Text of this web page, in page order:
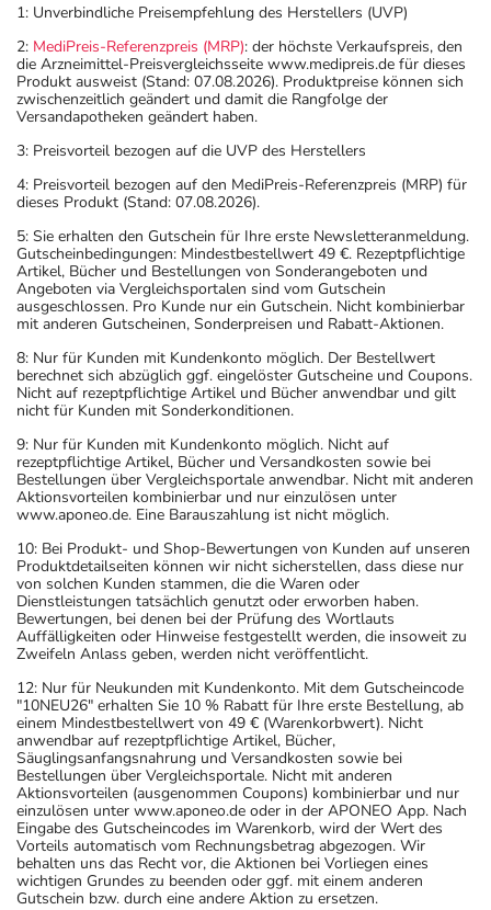
1: Unverbindliche Preisempfehlung des Herstellers (UVP)
2: MediPreis-Referenzpreis (MRP): der höchste Verkaufspreis, den
die Arzneimittel-Preisvergleichsseite www.medipreis.de für dieses
Produkt ausweist (Stand: 07.08.2026). Produktpreise können sich
zwischenzeitlich geändert und damit die Rangfolge der
Versandapotheken geändert haben.
3: Preisvorteil bezogen auf die UVP des Herstellers
4: Preisvorteil bezogen auf den MediPreis-Referenzpreis (MRP) für
dieses Produkt (Stand: 07.08.2026).
5: Sie erhalten den Gutschein für Ihre erste Newsletteranmeldung.
Gutscheinbedingungen: Mindestbestellwert 49 €. Rezeptpflichtige
Artikel, Bücher und Bestellungen von Sonderangeboten und
Angeboten via Vergleichsportalen sind vom Gutschein
ausgeschlossen. Pro Kunde nur ein Gutschein. Nicht kombinierbar
mit anderen Gutscheinen, Sonderpreisen und Rabatt-Aktionen.
8: Nur für Kunden mit Kundenkonto möglich. Der Bestellwert
berechnet sich abzüglich ggf. eingelöster Gutscheine und Coupons.
Nicht auf rezeptpflichtige Artikel und Bücher anwendbar und gilt
nicht für Kunden mit Sonderkonditionen.
9: Nur für Kunden mit Kundenkonto möglich. Nicht auf
rezeptpflichtige Artikel, Bücher und Versandkosten sowie bei
Bestellungen über Vergleichsportale anwendbar. Nicht mit anderen
Aktionsvorteilen kombinierbar und nur einzulösen unter
www.aponeo.de. Eine Barauszahlung ist nicht möglich.
10: Bei Produkt- und Shop-Bewertungen von Kunden auf unseren
Produktdetailseiten können wir nicht sicherstellen, dass diese nur
von solchen Kunden stammen, die die Waren oder
Dienstleistungen tatsächlich genutzt oder erworben haben.
Bewertungen, bei denen bei der Prüfung des Wortlauts
Auffälligkeiten oder Hinweise festgestellt werden, die insoweit zu
Zweifeln Anlass geben, werden nicht veröffentlicht.
12: Nur für Neukunden mit Kundenkonto. Mit dem Gutscheincode
"10NEU26" erhalten Sie 10 % Rabatt für Ihre erste Bestellung, ab
einem Mindestbestellwert von 49 € (Warenkorbwert). Nicht
anwendbar auf rezeptpflichtige Artikel, Bücher,
Säuglingsanfangsnahrung und Versandkosten sowie bei
Bestellungen über Vergleichsportale. Nicht mit anderen
Aktionsvorteilen (ausgenommen Coupons) kombinierbar und nur
einzulösen unter www.aponeo.de oder in der APONEO App. Nach
Eingabe des Gutscheincodes im Warenkorb, wird der Wert des
Vorteils automatisch vom Rechnungsbetrag abgezogen. Wir
behalten uns das Recht vor, die Aktionen bei Vorliegen eines
wichtigen Grundes zu beenden oder ggf. mit einem anderen
Gutschein bzw. durch eine andere Aktion zu ersetzen.